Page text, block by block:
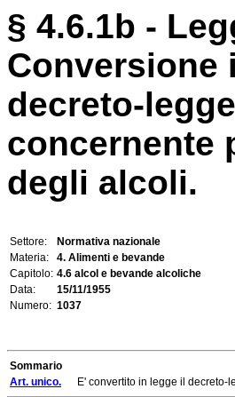
§ 4.6.1b -
Conversione
decreto-
concernente
degli alcoli.
Settore:
Normativa nazionale
Materia:
4. Alimenti e bevande
Capitolo: 4.6 alcol e bevande alcoliche
Data:
15/11/1955
Numero: 1037
Sommario
Art. unico. E' convertito in legge il decreto-